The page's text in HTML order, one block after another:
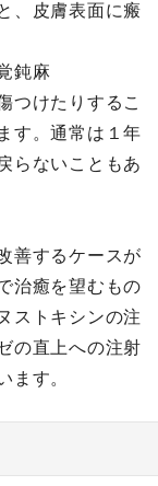
、皮膚表面に瘢
鈍麻
つけたりするこ
す。通常は１年
らないこともあ
善するケースが
治癒を望むもの
ストキシンの注
の直上への注射
ます。